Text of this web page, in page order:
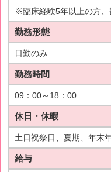
※臨床経験5年以上の方、
勤務形態
日勤のみ
勤務時間
09：00～18：00
休日・休暇
土日祝祭日、夏期、年末
給与